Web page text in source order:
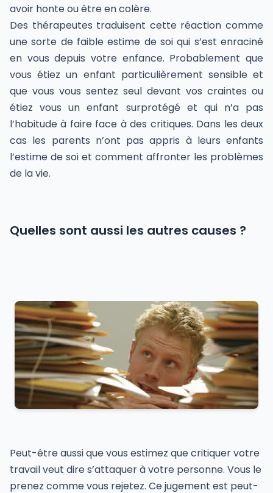
avoir honte ou être en colère.
Des thérapeutes traduisent cette réaction comme
une sorte de faible estime de soi qui s’est enraciné
en vous depuis votre enfance. Probablement que
vous étiez un enfant particulièrement sensible et
que vous vous sentez seul devant vos craintes ou
étiez vous un enfant surprotégé et qui n’a pas
l’habitude à faire face à des critiques. Dans les deux
cas les parents n’ont pas appris à leurs enfants
l’estime de soi et comment affronter les problèmes
de la vie.
Quelles sont aussi les autres causes ?
Peut-être aussi que vous estimez que critiquer votre
travail veut dire s’attaquer à votre personne. Vous le
prenez comme vous rejetez. Ce jugement est peut-